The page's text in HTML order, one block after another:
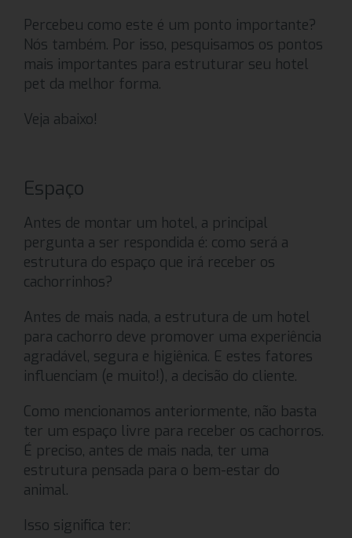
Percebeu como este é um ponto importante?
Nós também. Por isso, pesquisamos os pontos
mais importantes para estruturar seu hotel
pet da melhor forma.
Veja abaixo!
Espaço
Antes de montar um hotel, a principal
pergunta a ser respondida é: como será a
estrutura do espaço que irá receber os
cachorrinhos?
Antes de mais nada, a estrutura de um hotel
para cachorro deve promover uma experiência
agradável, segura e higiênica. E estes fatores
influenciam (e muito!), a decisão do cliente.
Como mencionamos anteriormente, não basta
ter um espaço livre para receber os cachorros.
É preciso, antes de mais nada, ter uma
estrutura pensada para o bem-estar do
animal.
Isso significa ter: